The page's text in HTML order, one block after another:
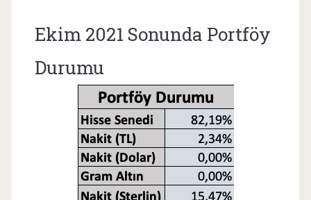
Ekim 2021 Sonunda Portföy
Durumu